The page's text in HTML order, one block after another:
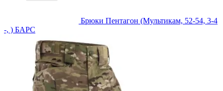
Брюки Пентагон (Мультикам, 52-54, 3-4
-, ) БАРС